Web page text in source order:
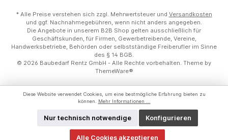
* Alle Preise verstehen sich zzgl. Mehrwertsteuer und Versandkosten
und ggf. Nachnahmegebühren, wenn nicht anders angegeben.
Die Angebote in unserem B2B Shop gelten ausschließlich für
Geschäftskunden, für Firmen, Gewerbetreibende, Vereine,
Handwerksbetriebe, Behörden oder selbstständige Freiberufler im Sinne
des § 14 BGB.
© 2026 Baubedarf Rentz GmbH - Alle Rechte vorbehalten. Theme by
ThemeWare®
Diese Website verwendet Cookies, um eine bestmögliche Erfahrung bieten zu
können.
Mehr Informationen ...
Nur technisch notwendige Konfigurieren
Alle Cookies akzeptieren